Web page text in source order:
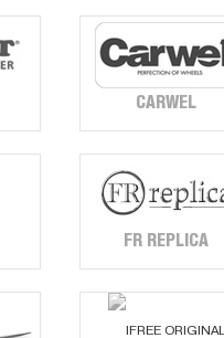
CARWEL
FR REPLICA